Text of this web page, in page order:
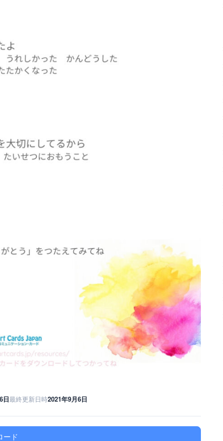
日最終更新日時2021年9月6日
ード